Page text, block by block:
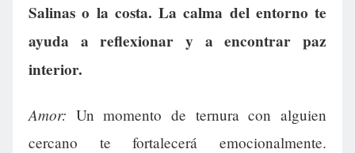
Salinas o la costa. La calma del entorno te
ayuda a reflexionar y a encontrar paz
interior.
Amor: Un momento de ternura con alguien
cercano te fortalecerá emocionalmente.